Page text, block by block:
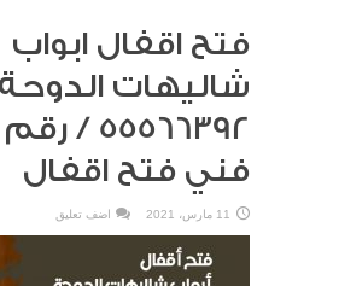
فتح اقفال ابواب
شاليهات
فني فتح اقفال
11 مارس، 2021 اضف تعليق